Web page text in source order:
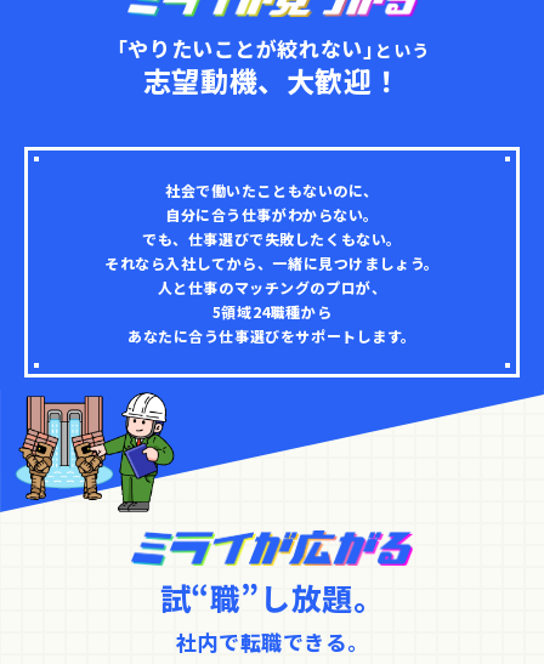
「やりたいことが絞れない」という
志望動機、大歓迎！
社会で働いたこともないのに、
自分に合う仕事がわからない。
でも、仕事選びで失敗したくもない。
それなら入社してから、一緒に見つけましょう。
人と仕事のマッチングのプロが、
5領域24職種から
あなたに合う仕事選びをサポートします。
試“職”し放題。
社内で転職できる。